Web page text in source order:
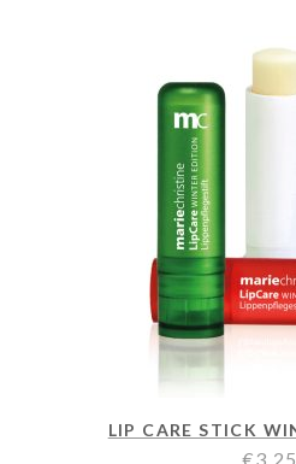
LIP CARE STICK
€3,25